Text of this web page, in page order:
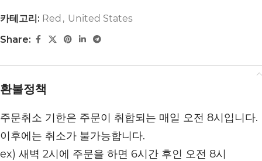
카테고리: Red , United States
Share:
환불정책
주문취소 기한은 주문이 취합되는 매일 오전 8시입니다.
이후에는 취소가 불가능합니다.
ex) 새벽 2시에 주문을 하면 6시간 후인 오전 8시